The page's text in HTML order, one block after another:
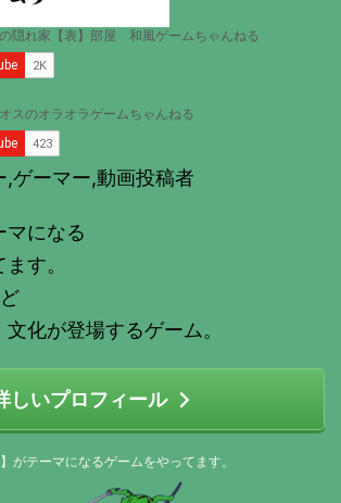
,ゲーマー,動画投稿者
マになる
す。
化が登場するゲーム。
しいプロフィール
】がテーマになるゲームをやってます。